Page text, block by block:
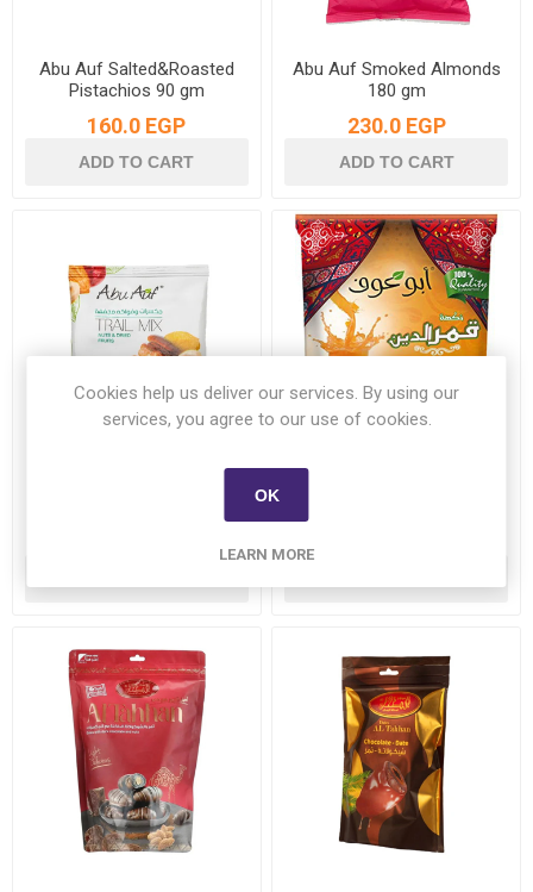
Abu Auf Salted&Roasted
Pistachios 90 gm
160.0 EGP
Abu Auf Smoked Almonds
180 gm
230.0 EGP
Cookies help us deliver our services. By using our
services, you agree to our use of cookies.
OK
LEARN MORE